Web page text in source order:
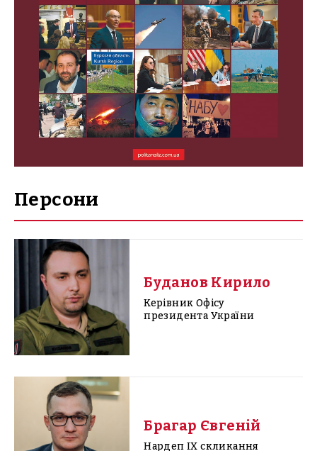
Персони
Буданов Кирило
Керівник Офісу
президента України
Брагар Євгеній
Нардеп IX скликання